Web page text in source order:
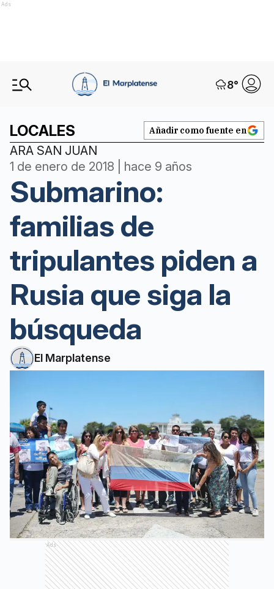
Ads
8°
LOCALES Añadir como fuente en
ARA SAN JUAN
1 de enero de 2018 | hace 9 años
Submarino:
familias de
tripulantes piden a
Rusia que siga la
búsqueda
El Marplatense
Ads